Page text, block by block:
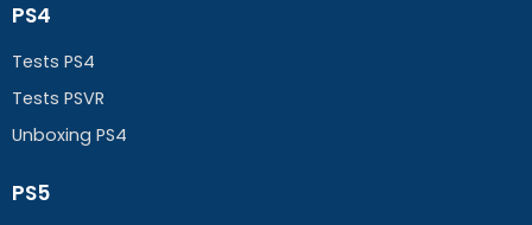
PS4
Tests PS4
Tests PSVR
Unboxing PS4
PS5